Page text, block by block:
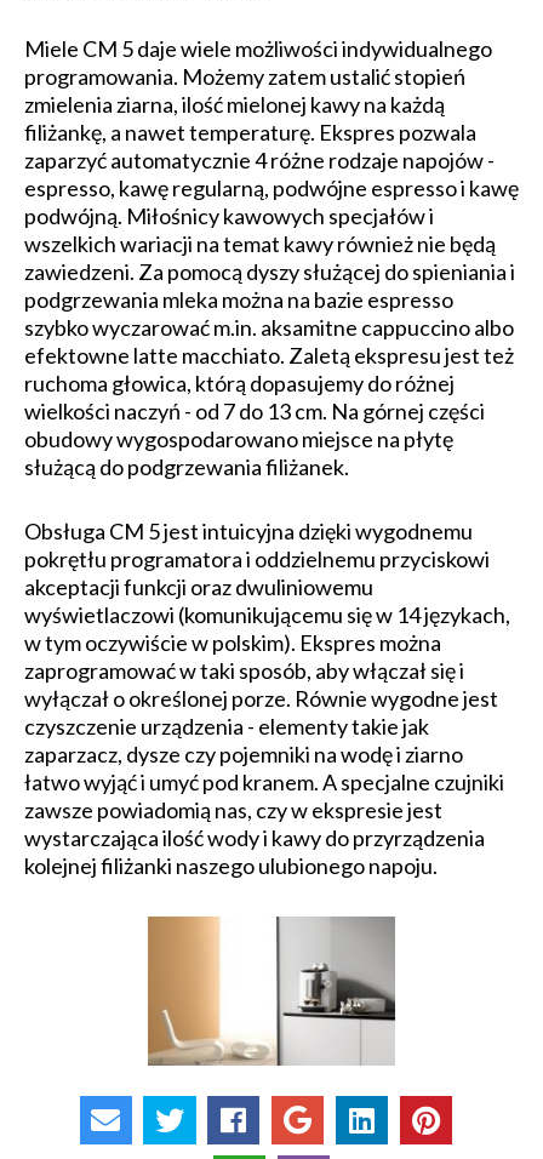
Miele CM 5 daje wiele możliwości indywidualnego
programowania. Możemy zatem ustalić stopień
zmielenia ziarna, ilość mielonej kawy na każdą
filiżankę, a nawet temperaturę. Ekspres pozwala
zaparzyć automatycznie 4 różne rodzaje napojów -
espresso, kawę regularną, podwójne espresso i kawę
podwójną. Miłośnicy kawowych specjałów i
wszelkich wariacji na temat kawy również nie będą
zawiedzeni. Za pomocą dyszy służącej do spieniania i
podgrzewania mleka można na bazie espresso
szybko wyczarować m.in. aksamitne cappuccino albo
efektowne latte macchiato. Zaletą ekspresu jest też
ruchoma głowica, którą dopasujemy do różnej
wielkości naczyń - od 7 do 13 cm. Na górnej części
obudowy wygospodarowano miejsce na płytę
służącą do podgrzewania filiżanek.
Obsługa CM 5 jest intuicyjna dzięki wygodnemu
pokrętłu programatora i oddzielnemu przyciskowi
akceptacji funkcji oraz dwuliniowemu
wyświetlaczowi (komunikującemu się w 14 językach,
w tym oczywiście w polskim). Ekspres można
zaprogramować w taki sposób, aby włączał się i
wyłączał o określonej porze. Równie wygodne jest
czyszczenie urządzenia - elementy takie jak
zaparzacz, dysze czy pojemniki na wodę i ziarno
łatwo wyjąć i umyć pod kranem. A specjalne czujniki
zawsze powiadomią nas, czy w ekspresie jest
wystarczająca ilość wody i kawy do przyrządzenia
kolejnej filiżanki naszego ulubionego napoju.